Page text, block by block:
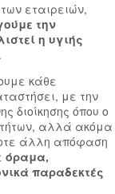
εταιρειών,
την
η υγιής
κάθε
με την
διοίκησης όπου ο
αλλά ακόμα
άλλη απόφαση
όραμα,
παραδεκτές